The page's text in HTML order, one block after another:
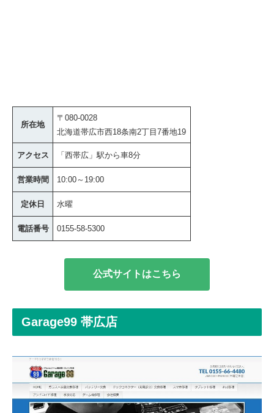
所在地
〒080-0028
北海道帯広市西18条南2丁目7番地19
アクセス 「西帯広」駅から車8分
営業時間 10:00～19:00
定休日 水曜
電話番号 0155-58-5300
公式サイトはこちら
Garage99 帯広店